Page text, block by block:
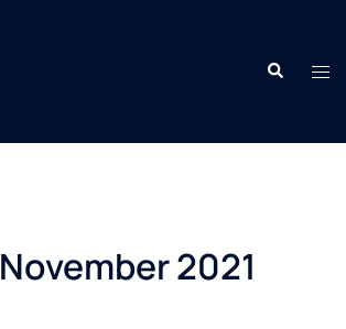
Search
November 2021